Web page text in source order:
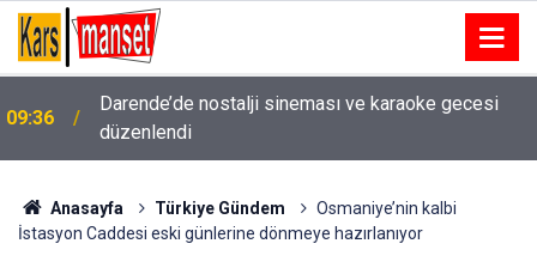
09:36 Serbest piyasada döviz fiyatları
Anasayfa Türkiye Gündem
Osmaniye’nin kalbi
İstasyon Caddesi eski günlerine dönmeye hazırlanıyor